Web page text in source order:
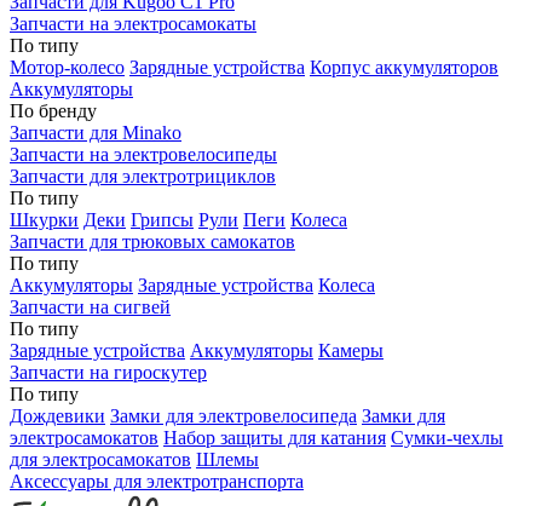
Запчасти на электросамокаты
По типу
Мотор-колесо Зарядные устройства Корпус аккумуляторов
Аккумуляторы
По бренду
Запчасти для Minako
Запчасти на электровелосипеды
Запчасти для электротрициклов
По типу
Шкурки Деки Грипсы Рули Пеги Колеса
Запчасти для трюковых самокатов
По типу
Аккумуляторы Зарядные устройства Колеса
Запчасти на сигвей
По типу
Зарядные устройства Аккумуляторы Камеры
Запчасти на гироскутер
По типу
Дождевики Замки для электровелосипеда Замки для
электросамокатов Набор защиты для катания Сумки-чехлы
для электросамокатов Шлемы
Аксессуары для электротранспорта